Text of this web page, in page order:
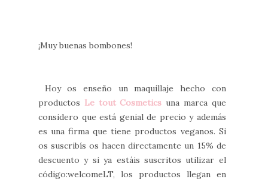
¡Muy buenas bombones!
Hoy os enseño un maquillaje hecho con
productos Le tout Cosmetics una marca que
considero que está genial de precio y además
es una firma que tiene productos veganos. Si
os suscribís os hacen directamente un 15% de
descuento y si ya estáis suscritos utilizar el
código:welcomeLT, los productos llegan en